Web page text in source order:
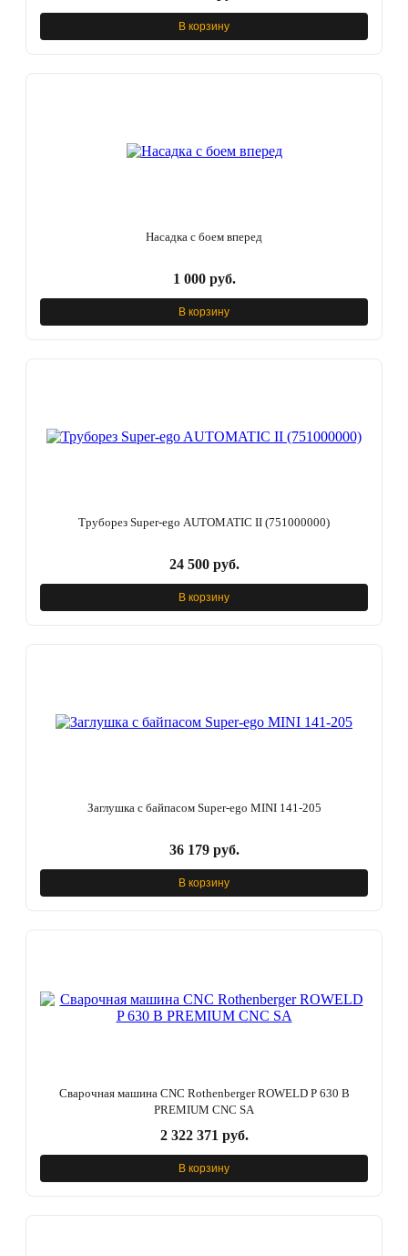
В корзину
Насадка с боем вперед
1 000 руб.
В корзину
Труборез Super-ego AUTOMATIC II (751000000)
24 500 руб.
В корзину
Заглушка с байпасом Super-ego MINI 141-205
36 179 руб.
В корзину
Сварочная машина CNC Rothenberger ROWELD P 630 B
PREMIUM CNC SA
2 322 371 руб.
В корзину